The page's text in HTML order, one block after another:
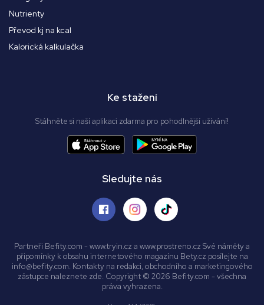
Nutrienty
Převod kj na kcal
Kalorická kalkulačka
Ke stažení
Stáhněte si naší aplikaci zdarma pro pohodlnější užívání!
Sledujte nás
Partneři Befity.com - www.tryin.cz a www.prostreno.cz Své náměty a
připomínky k obsahu internetového magazínu Bety.cz posílejte na
info@befity.com. Kontakty na redakci, obchodního a marketingového
zástupce naleznete zde. Copyright © 2026 Befity.com - všechna
práva vyhrazena.